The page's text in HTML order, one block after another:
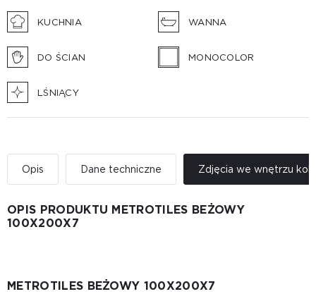
KUCHNIA WANNA
DO ŚCIAN MONOCOLOR
LŚNIĄCY
Opis Dane techniczne Zdjęcia we wnętrzu
OPIS PRODUKTU METROTILES BEŻOWY
100X200X7
METROTILES BEŻOWY 100X200X7